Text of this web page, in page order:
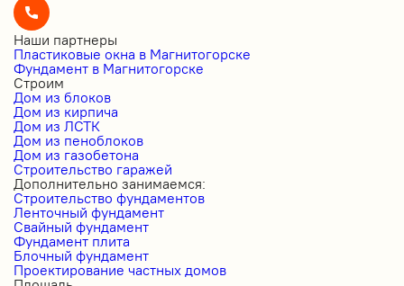
Наши партнеры
Пластиковые окна в Магнитогорске
Фундамент в Магнитогорске
Строим
Дом из блоков
Дом из кирпича
Дом из ЛСТК
Дом из пеноблоков
Дом из газобетона
Строительство гаражей
Дополнительно занимаемся:
Строительство фундаментов
Ленточный фундамент
Свайный фундамент
Фундамент плита
Блочный фундамент
Проектирование частных домов